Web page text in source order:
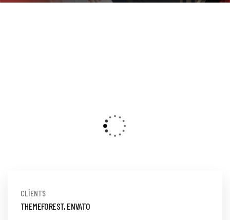
CLIENTS
THEMEFOREST, ENVATO